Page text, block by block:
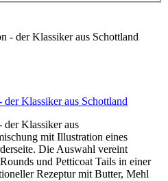
Klassiker aus Schottland
der Klassiker aus
mit Illustration eines
Die Auswahl vereint
und Petticoat Tails in einer
Rezeptur mit Butter, Mehl